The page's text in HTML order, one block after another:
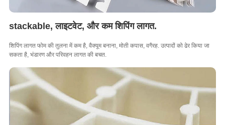
stackable, लाइटवेट, और कम शिपिंग लागत.
शिपिंग लागत फोम की तुलना में कम है, वैक्यूम बनाना, मोती कपास, वगैरह. उत्पादों को ढेर किया जा
सकता है, भंडारण और परिवहन लागत की बचत.